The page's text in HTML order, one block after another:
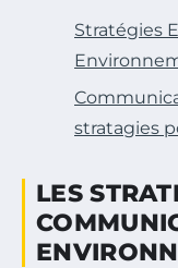
Stratégies
stratagies
LES